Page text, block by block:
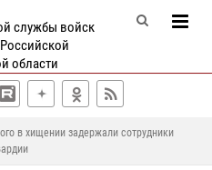
службы войск
области
в хищении задержали сотрудники